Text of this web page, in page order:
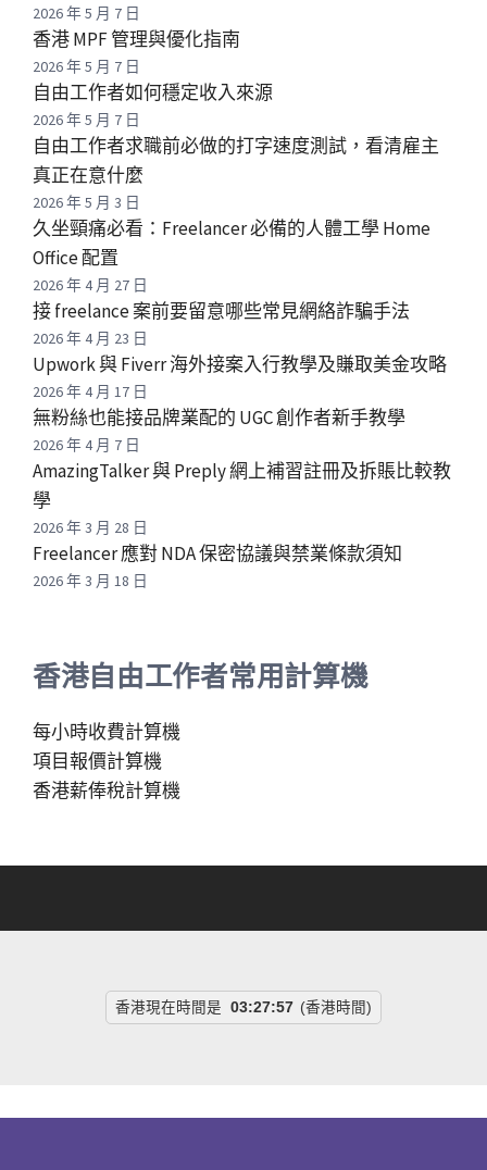
2026 年 5 月 7 日
香港 MPF 管理與優化指南
2026 年 5 月 7 日
自由工作者如何穩定收入來源
2026 年 5 月 7 日
自由工作者求職前必做的打字速度測試，看清雇主
真正在意什麼
2026 年 5 月 3 日
久坐頸痛必看：Freelancer 必備的人體工學 Home
Office 配置
2026 年 4 月 27 日
接 freelance 案前要留意哪些常見網絡詐騙手法
2026 年 4 月 23 日
Upwork 與 Fiverr 海外接案入行教學及賺取美金攻略
2026 年 4 月 17 日
無粉絲也能接品牌業配的 UGC 創作者新手教學
2026 年 4 月 7 日
AmazingTalker 與 Preply 網上補習註冊及拆賬比較教
學
2026 年 3 月 28 日
Freelancer 應對 NDA 保密協議與禁業條款須知
2026 年 3 月 18 日
香港自由工作者常用計算機
每小時收費計算機
項目報價計算機
香港薪俸稅計算機
香港現在時間是 03:27:58 (香港時間)